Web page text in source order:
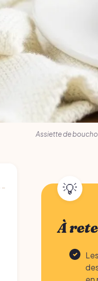
Assiette de
À